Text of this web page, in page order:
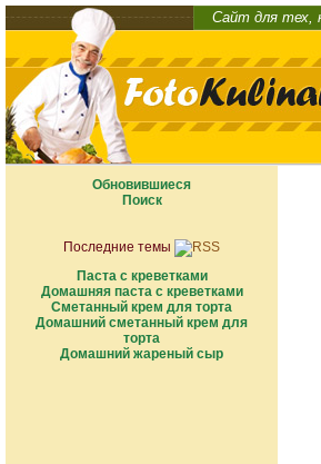
Сайт для тех,
Обновившиеся
Поиск
Последние темы
Паста с креветками
Домашняя паста с креветками
Сметанный крем для торта
Домашний сметанный крем для
торта
Домашний жареный сыр